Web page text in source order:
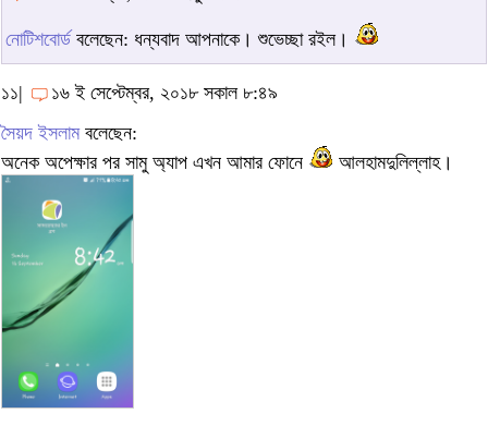
নোটিশবোর্ড বলেছেন: ধন্যবাদ আপনাকে। শুভেচ্ছা রইল।
১১|
১৬ ই সেপ্টেম্বর, ২০১৮ সকাল ৮:৪৯
সৈয়দ ইসলামবলেছেন:
অনেক অপেক্ষার পর সামু অ্যাপ এখন আমার ফোনে
আলহামদুলিল্লাহ।